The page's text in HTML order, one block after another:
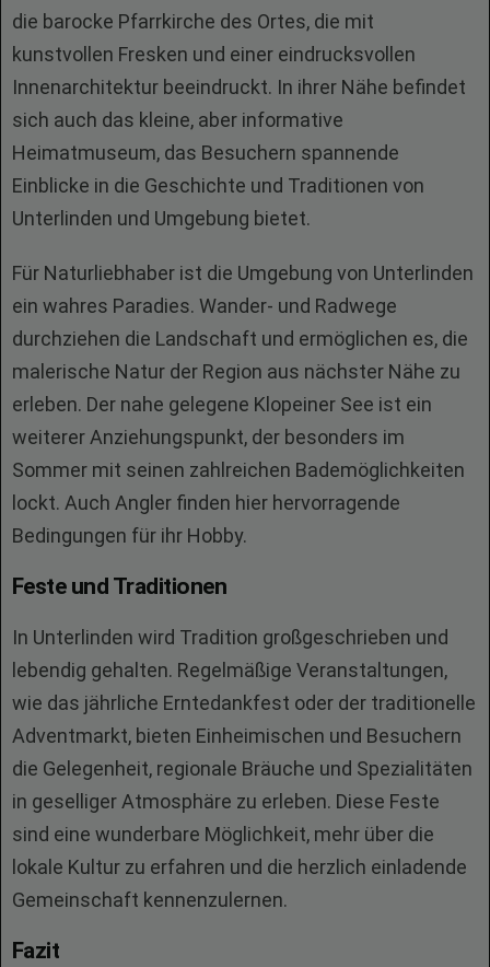
die barocke Pfarrkirche des Ortes, die mit
kunstvollen Fresken und einer eindrucksvollen
Innenarchitektur beeindruckt. In ihrer Nähe befindet
sich auch das kleine, aber informative
Heimatmuseum, das Besuchern spannende
Einblicke in die Geschichte und Traditionen von
Unterlinden und Umgebung bietet.
Für Naturliebhaber ist die Umgebung von Unterlinden
ein wahres Paradies. Wander- und Radwege
durchziehen die Landschaft und ermöglichen es, die
malerische Natur der Region aus nächster Nähe zu
erleben. Der nahe gelegene Klopeiner See ist ein
weiterer Anziehungspunkt, der besonders im
Sommer mit seinen zahlreichen Bademöglichkeiten
lockt. Auch Angler finden hier hervorragende
Bedingungen für ihr Hobby.
Feste und Traditionen
In Unterlinden wird Tradition großgeschrieben und
lebendig gehalten. Regelmäßige Veranstaltungen,
wie das jährliche Erntedankfest oder der traditionelle
Adventmarkt, bieten Einheimischen und Besuchern
die Gelegenheit, regionale Bräuche und Spezialitäten
in geselliger Atmosphäre zu erleben. Diese Feste
sind eine wunderbare Möglichkeit, mehr über die
lokale Kultur zu erfahren und die herzlich einladende
Gemeinschaft kennenzulernen.
Fazit